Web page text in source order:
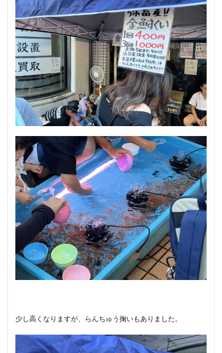
少し高くなりますが、らんちゅう掬いもありました。